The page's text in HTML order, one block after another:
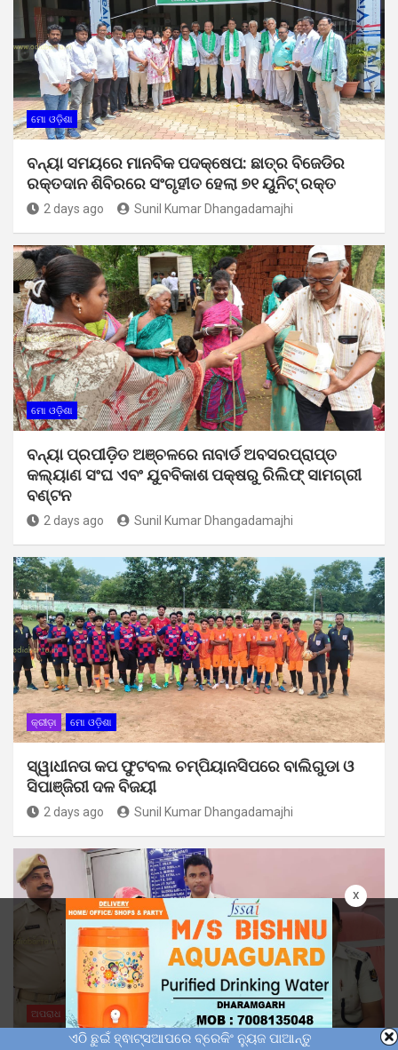
x
ମୋ ଓଡ଼ିଶା
ବନ୍ୟା ସମୟରେ ମାନବିକ ପଦକ୍ଷେପ: ଛାତ୍ର ବିଜେଡିର
ରକ୍ତଦାନ ଶିବିରରେ ସଂଗୃହୀତ ହେଲା ୭୧ ୟୁନିଟ୍ ରକ୍ତ
2 days ago Sunil Kumar Dhangadamajhi
ମୋ ଓଡ଼ିଶା
ବନ୍ୟା ପ୍ରପୀଡ଼ିତ ଅଞ୍ଚଳରେ ନାବାର୍ଡ ଅବସରପ୍ରାପ୍ତ
କଲ୍ୟାଣ ସଂଘ ଏବଂ ଯୁବବିକାଶ ପକ୍ଷରୁ ରିଲିଫ୍ ସାମଗ୍ରୀ
ବଣ୍ଟନ
2 days ago Sunil Kumar Dhangadamajhi
କ୍ରୀଡ଼ା ମୋ ଓଡ଼ିଶା
ସ୍ୱାଧୀନତା କପ ଫୁଟବଲ ଚମ୍ପିୟାନସିପରେ ବାଲିଗୁଡା ଓ
ସିପାଞ୍ଜିରୀ ଦଳ ବିଜୟୀ
2 days ago Sunil Kumar Dhangadamajhi
ଅପରାଧ ମୋ ଓଡ଼ିଶା
ଏଠି ଛୁଇଁ ହ୍ଵାଟ୍ସଆପରେ ବ୍ରେକିଂ ନ୍ୟୁଜ ପାଆନ୍ତୁ